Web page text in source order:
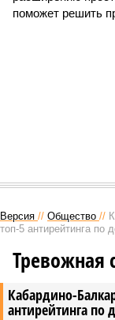
поможет решить
Версия // Общество //
топ-5 антирейтинга по
Кабардино-
антирейтинга по
Тревожная